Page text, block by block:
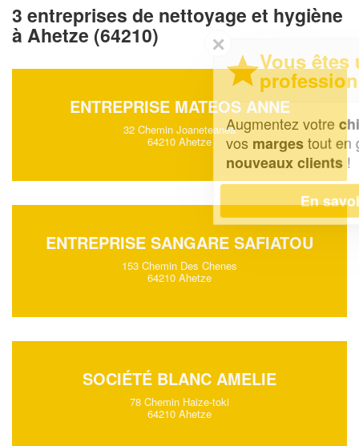
3 entreprises de nettoyage et hygiène
à Ahetze (64210)
ENTREPRISE MATEOS ANNE
32 Chemin Joaneteanea
64210 Ahetze
ENTREPRISE SANGARE SAFIATOU
153 Chemin Des Chenes
64210 Ahetze
SOCIÉTÉ BLANC AMELIE
78 Chemin Haize-toki
64210 Ahetze
✕
Vous êtes un
professionnel ?
Augmentez votrechiffre d'affaireset
margestout en gagnant de
En savoir plus